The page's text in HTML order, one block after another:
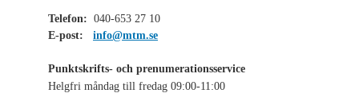
Telefon: 040-653 27 10
E-post:
info@mtm.se
Punktskrifts- och prenumerationsservice
Helgfri måndag till fredag 09:00-11:00